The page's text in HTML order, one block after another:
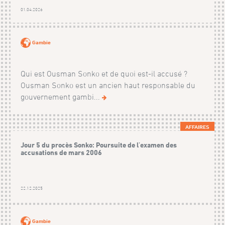
01.04.2026
Gambie
Qui est Ousman Sonko et de quoi est-il accusé ?
Ousman Sonko est un ancien haut responsable du
gouvernement gambi...
AFFAIRES
Jour 5 du procès Sonko: Poursuite de l'examen des
accusations de mars 2006
22.12.2025
Gambie